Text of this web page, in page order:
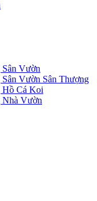
Vườn
Vườn Sân Thượng
Hồ Cá Koi
Nhà Vườn